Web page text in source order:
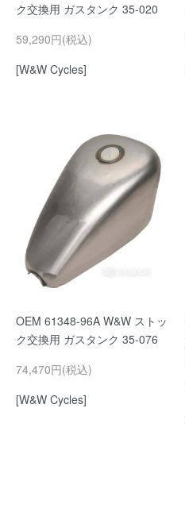
ク交換用 ガスタンク 35-020
59,290円(税込)
[W&W Cycles]
OEM 61348-96A W&W ストッ
ク交換用 ガスタンク 35-076
74,470円(税込)
[W&W Cycles]